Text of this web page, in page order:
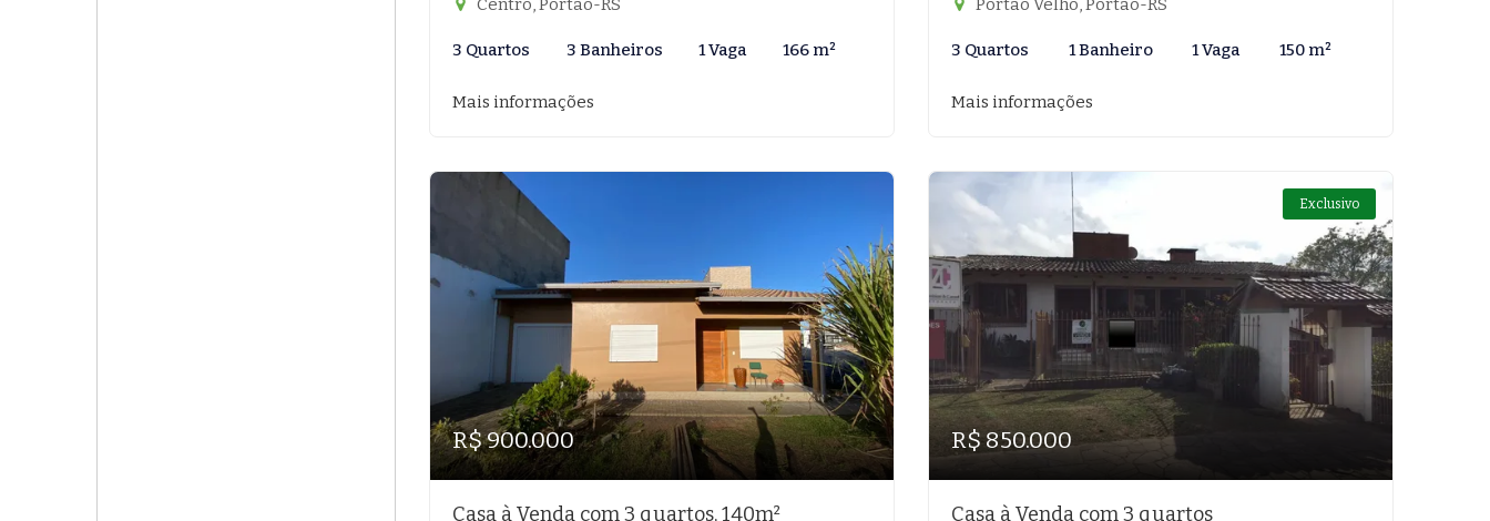
Centro, Portão-RS
3 Quartos 3 Banheiros 1 Vaga 166 m²
Mais informações
Portão Velho, Portão-RS
3 Quartos 1 Banheiro 1 Vaga 150 m²
Mais informações
R$ 900.000
Casa à Venda com 3 quartos, 140m²
Exclusivo
R$ 850.000
Casa à Venda com 3 quartos